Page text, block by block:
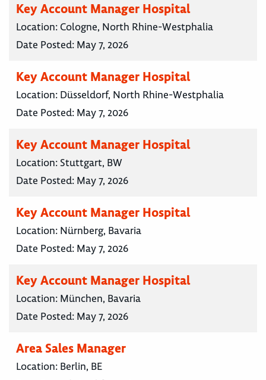
Key Account Manager Hospital
Location: Cologne, North Rhine-Westphalia
Date Posted: May 7, 2026
Key Account Manager Hospital
Location: Düsseldorf, North Rhine-Westphalia
Date Posted: May 7, 2026
Key Account Manager Hospital
Location: Stuttgart, BW
Date Posted: May 7, 2026
Key Account Manager Hospital
Location: Nürnberg, Bavaria
Date Posted: May 7, 2026
Key Account Manager Hospital
Location: München, Bavaria
Date Posted: May 7, 2026
Area Sales Manager
Location: Berlin, BE